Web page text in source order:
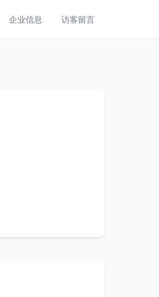
企业信息 访客留言